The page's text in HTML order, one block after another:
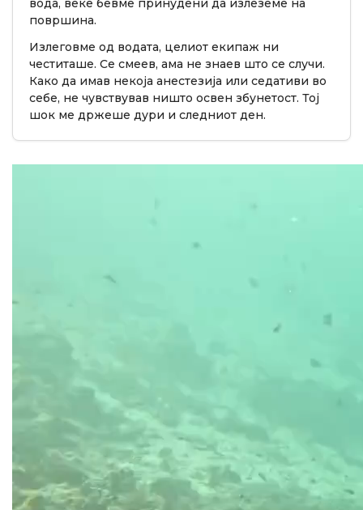
вода, веќе бевме принудени да излеземе на
површина.
Излеговме од водата, целиот екипаж ни
честиташе. Се смеев, ама не знаев што се случи.
Како да имав некоја анестезија или седативи во
себе, не чувствував ништо освен збунетост. Тој
шок ме држеше дури и следниот ден.